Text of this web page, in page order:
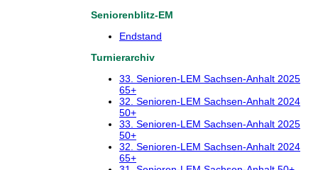
Seniorenblitz-EM
Endstand
Turnierarchiv
33. Senioren-LEM Sachsen-Anhalt 2025
65+
32. Senioren-LEM Sachsen-Anhalt 2024
50+
33. Senioren-LEM Sachsen-Anhalt 2025
50+
32. Senioren-LEM Sachsen-Anhalt 2024
65+